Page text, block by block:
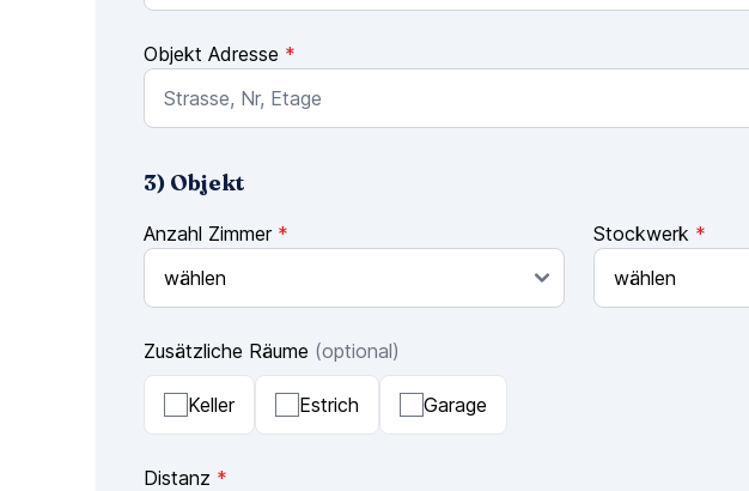
Objekt Adresse *
3) Objekt
Anzahl Zimmer * Stockwerk *
Zusätzliche Räume (optional)
Keller Estrich Garage
Distanz *